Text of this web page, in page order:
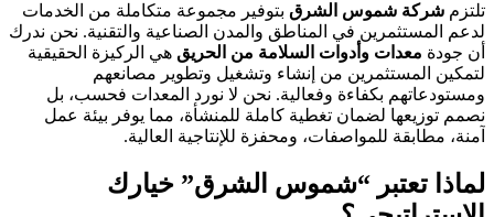
تلتزم شركة شموس الشرق بتوفير مجموعة متكاملة من الخدمات
لدعم المستثمرين في المناطق والمدن الصناعية والتقنية. نحن ندرك
أن جودة معدات وأدوات السلامة من الحريق هي الركيزة الحقيقية
لتمكين المستثمرين من إنشاء وتشغيل وتطوير مصانعهم
ومستودعاتهم بكفاءة وفعالية. نحن لا نورد المعدات فحسب، بل
نصمم توزيعها لضمان تغطية كاملة للمنشأة، مما يوفر بيئة عمل
آمنة، مطابقة للمواصفات، ومحفزة للإنتاجية العالية.
لماذا تعتبر “شموس الشرق” خيارك